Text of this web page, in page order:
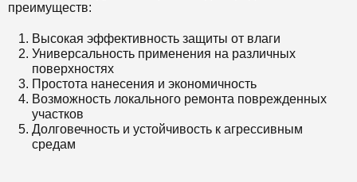
преимуществ:
Высокая эффективность защиты от влаги
Универсальность применения на различных
поверхностях
Простота нанесения и экономичность
Возможность локального ремонта поврежденных
участков
Долговечность и устойчивость к агрессивным
средам